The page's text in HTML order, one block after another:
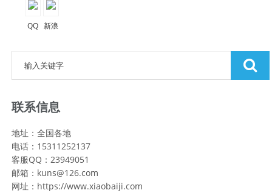
QQ 新浪
联系信息
地址：全国各地
电话：15311252137
客服QQ：23949051
邮箱：kuns@126.com
网址：https://www.xiaobaiji.com